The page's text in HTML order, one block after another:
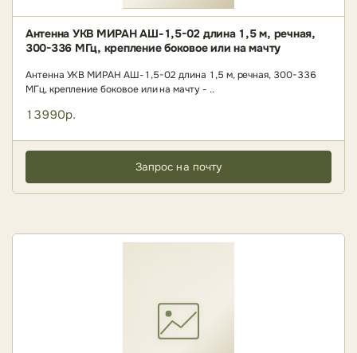
Антенна УКВ МИРАН АШ-1,5-02 длина 1,5 м, речная,
300-336 МГц, крепление боковое или на мачту
Антенна УКВ МИРАН АШ-1,5-02 длина 1,5 м, речная, 300-336
МГц, крепление боковое или на мачту - ..
13990р.
Запрос на почту